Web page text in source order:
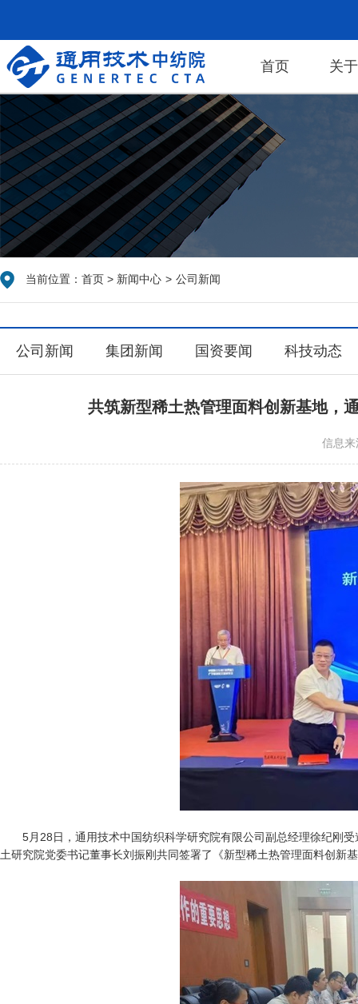
首页 关
当前位置： 首页 > 新闻中心 > 公司新闻
公司新闻 集团新闻 国资要闻 科技动态
共筑新型稀土热管理面料创新基地，
信息来
5月28日，通用技术中国纺织科学研究院有限公司副总经理徐纪刚
土研究院党委书记董事长刘振刚共同签署了《新型稀土热管理面料创新